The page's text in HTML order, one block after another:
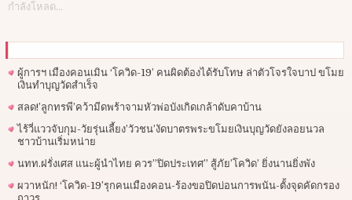
กำลังโหลด...
ผู้การฯ​ เมืองคอนเมิน ‘โควิด-19’ คนผิดต้องได้รับโทษ ล่าตัวโจรใจบาป ขโมย
เงินทำบุญวัดสำเร็จ
สลด!’ลูกทรพี’คว้ามีดพร้าจามหัวพ่อบังเกิดเกล้าดับคาบ้าน
ไร้วี่แววจับกุม-วัยรุ่นเลี้ยง’วัวชน’งัดบาตรพระขโมยเงินบุญวัดยังลอยนวล
ชาวบ้านเริ่มหน่าย
นทท.ฝรั่งเศส แนะผู้นำไทย ควร”ปิดประเทศ” สู้ภัย’โควิด’ ยิ่งนานยิ่งพัง
ผวาหนัก! ‘โควิด-19’รุกคนเมืองคอน-ร้องขอปิดบ่อนการพนัน-ตั้งจุดคัดกรอง